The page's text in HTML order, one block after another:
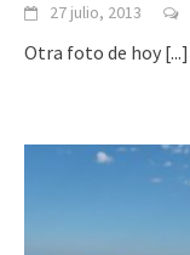
27 julio, 2013
Otra foto de hoy [...]